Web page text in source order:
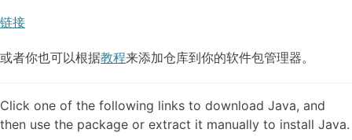
设置离线皮肤
安装光影
制作 HMCL 格式的数据包
链接
或者你也可以根据教程来添加仓库到你的软件包管理器。
Click one of the following links to download Java, and
then use the package or extract it manually to install Java.